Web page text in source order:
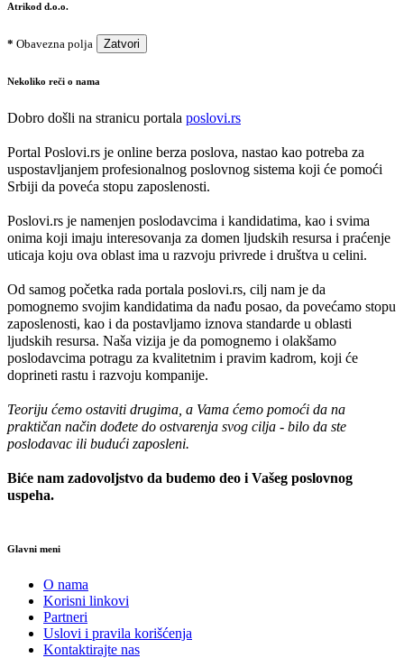
Atrikod d.o.o.
* Obavezna polja Zatvori
Nekoliko reči o nama
Dobro došli na stranicu portala poslovi.rs
Portal Poslovi.rs je online berza poslova, nastao kao potreba za
uspostavljanjem profesionalnog poslovnog sistema koji će pomoći
Srbiji da poveća stopu zaposlenosti.
Poslovi.rs je namenjen poslodavcima i kandidatima, kao i svima
onima koji imaju interesovanja za domen ljudskih resursa i praćenje
uticaja koju ova oblast ima u razvoju privrede i društva u celini.
Od samog početka rada portala poslovi.rs, cilj nam je da
pomognemo svojim kandidatima da nađu posao, da povećamo stopu
zaposlenosti, kao i da postavljamo iznova standarde u oblasti
ljudskih resursa. Naša vizija je da pomognemo i olakšamo
poslodavcima potragu za kvalitetnim i pravim kadrom, koji će
doprineti rastu i razvoju kompanije.
Teoriju ćemo ostaviti drugima, a Vama ćemo pomoći da na
praktičan način dođete do ostvarenja svog cilja - bilo da ste
poslodavac ili budući zaposleni.
Biće nam zadovoljstvo da budemo deo i Vašeg poslovnog
uspeha.
Glavni meni
O nama
Korisni linkovi
Partneri
Uslovi i pravila korišćenja
Kontaktirajte nas